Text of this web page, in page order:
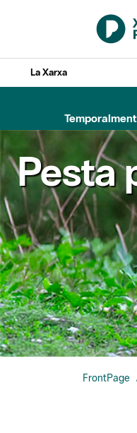
Salta al contingut principal
La Xarxa
Pesta
FrontPage